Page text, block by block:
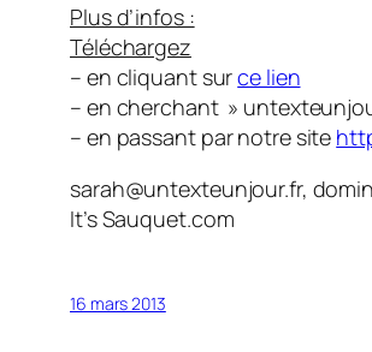
Plus d’infos :
Téléchargez
– en cliquant surce lien
– en cherchant »
– en passant par notre site
sarah@untexteunjour.fr,
It’s Sauquet.com
16 mars 2013